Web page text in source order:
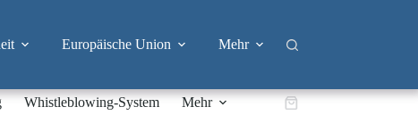
Europäische Union Mehr
Whistleblowing-System Mehr Warenkorb